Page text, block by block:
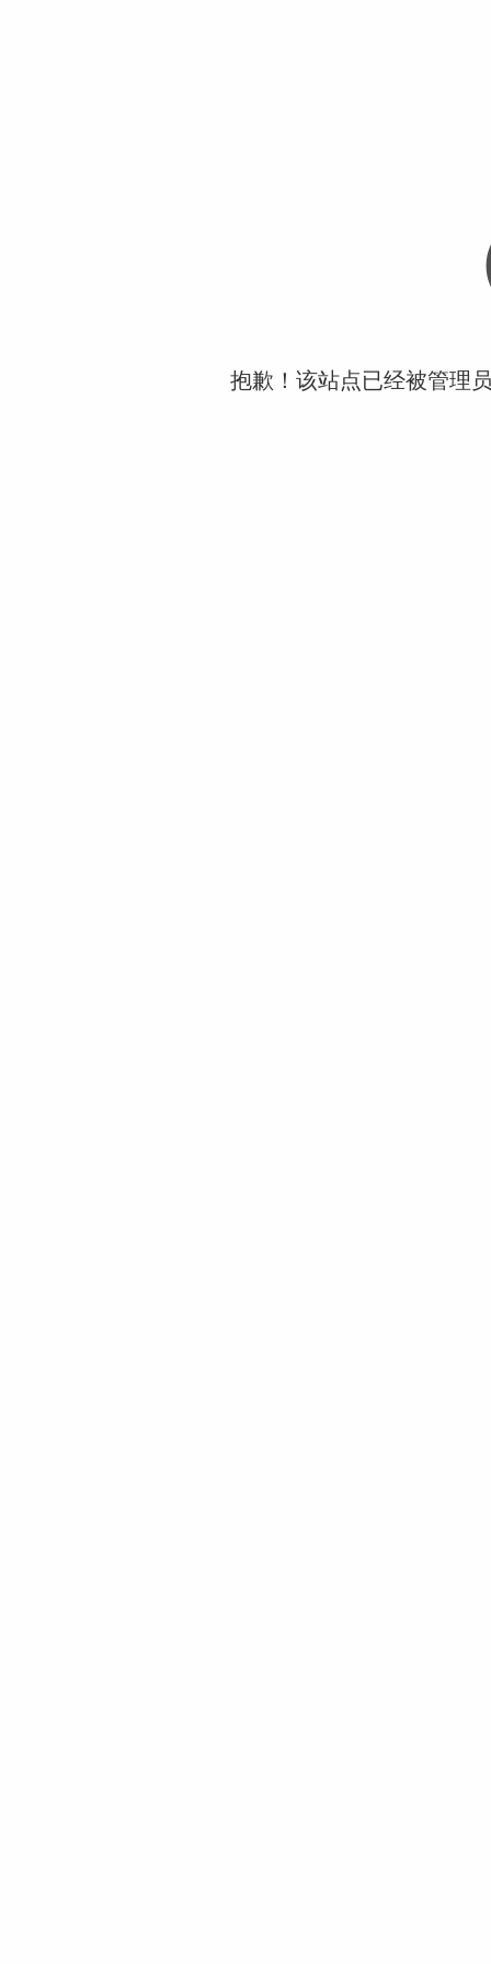
抱歉！该站点已经被管理